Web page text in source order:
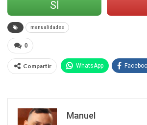
SÍ
manualidades
0
Compartir WhatsApp
Manuel